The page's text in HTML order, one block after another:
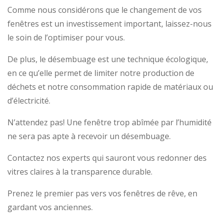
Comme nous considérons que le changement de vos
fenêtres est un investissement important, laissez-nous
le soin de l’optimiser pour vous.
De plus, le désembuage est une technique écologique,
en ce qu’elle permet de limiter notre production de
déchets et notre consommation rapide de matériaux ou
d’électricité.
N’attendez pas! Une fenêtre trop abîmée par l’humidité
ne sera pas apte à recevoir un désembuage.
Contactez nos experts qui sauront vous redonner des
vitres claires à la transparence durable.
Prenez le premier pas vers vos fenêtres de rêve, en
gardant vos anciennes.